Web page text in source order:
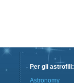
Per gli astrofili:
Astronomy